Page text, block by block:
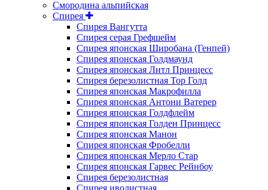
Смородина альпийская
Спирея
Спирея Вангутта
Спирея серая Грефшейм
Спирея японская Широбана (Генпей)
Спирея японская Голдмаунд
Спирея японская Литл Принцесс
Спирея березолистная Тор Голд
Спирея японская Макрофилла
Спирея японская Антони Ватерер
Спирея японская Голдфлейм
Спирея японская Голден Принцесс
Спирея японская Манон
Спирея японская Фробелли
Спирея японская Мерло Стар
Спирея японская Гарвес Рейнбоу
Спирея березолистная
Спирея иволистная